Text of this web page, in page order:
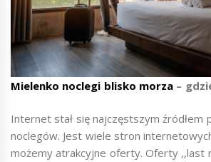
Mielenko noclegi blisko morza–
Internet stał się najczęstszym źródłem
noclegów. Jest wiele stron
możemy atrakcyjne oferty. Oferty ,,last